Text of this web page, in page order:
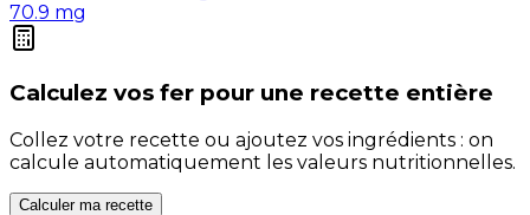
70.9 mg
Calculez vos fer pour une recette entière
Collez votre recette ou ajoutez vos ingrédients : on
calcule automatiquement les valeurs nutritionnelles.
Calculer ma recette